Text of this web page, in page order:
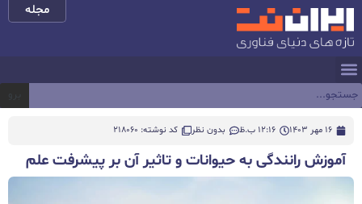
مجله
16 مهر 1403 12:16 ب.ظ بدون نظر کد نوشته: 218060
آموزش رانندگی به حیوانات و تاثیر آن بر پیشرفت علم